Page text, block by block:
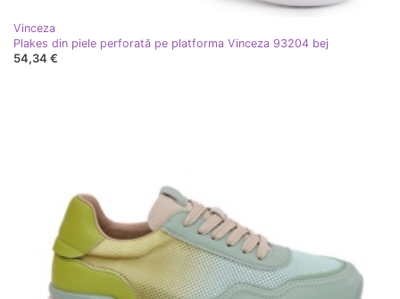
Vinceza
Plakes din piele perforată pe platforma Vinceza 93204 bej
54,34 €